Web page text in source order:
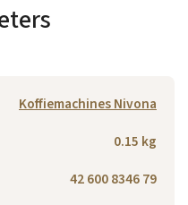
Koffiemachines Nivona
0.15 kg
42 600 8346 79